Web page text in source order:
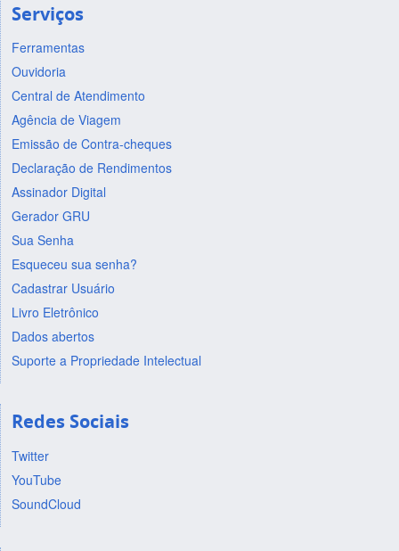
Serviços
Ferramentas
Ouvidoria
Central de Atendimento
Agência de Viagem
Emissão de Contra-cheques
Declaração de Rendimentos
Assinador Digital
Gerador GRU
Sua Senha
Esqueceu sua senha?
Cadastrar Usuário
Livro Eletrônico
Dados abertos
Suporte a Propriedade Intelectual
Redes Sociais
Twitter
YouTube
SoundCloud